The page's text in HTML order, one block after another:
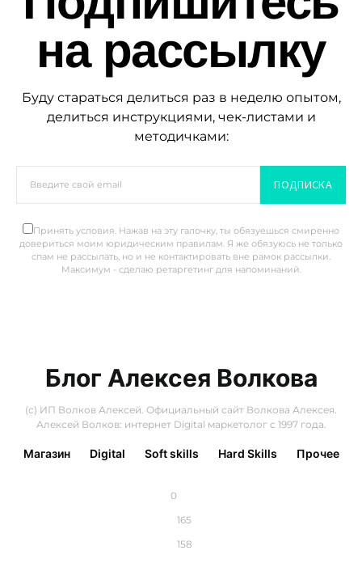
на рассылку
Буду стараться делиться раз в неделю опытом,
делиться инструкциями, чек-листами и
методичками:
ПОДПИСКА
Принять условия. Нажав на эту галочку, ты обязуешься смиренно
довериться моим юридическим правилам. Я же обязуюсь не только
спам не рассылать, но и не контактировать вне рамок рассылки.
Максимум - сделаю ретаргетинг для напоминаний.
Блог Алексея Волкова
(с) ИП Волков Алексей. Официальный сайт Волкова Алексея.
Алексей Волков: интернет Digital маркетолог с 1997 года.
0
165
158
Магазин Digital Soft skills Hard Skills Прочее